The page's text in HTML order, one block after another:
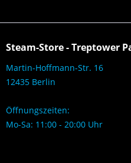
Steam-Store - Treptower
Martin-Hoffmann-Str. 16
12435 Berlin
Öffnungszeiten:
Mo-Sa: 11:00 - 20:00 Uhr